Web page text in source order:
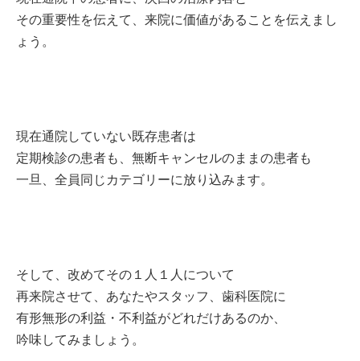
その重要性を伝えて、来院に価値があることを伝えまし
ょう。
現在通院していない既存患者は
定期検診の患者も、無断キャンセルのままの患者も
一旦、全員同じカテゴリーに放り込みます。
そして、改めてその１人１人について
再来院させて、あなたやスタッフ、歯科医院に
有形無形の利益・不利益がどれだけあるのか、
吟味してみましょう。